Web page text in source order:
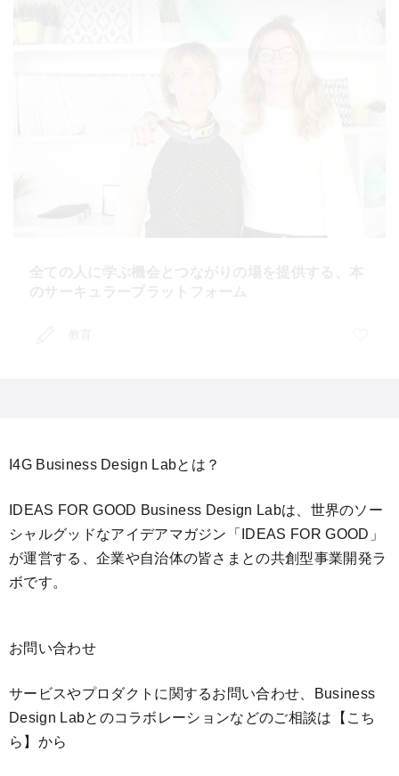
I4G Business Design Labとは？
IDEAS FOR GOOD Business Design Labは、世界のソー
シャルグッドなアイデアマガジン「IDEAS FOR GOOD」
が運営する、企業や自治体の皆さまとの共創型事業開発ラ
ボです。
お問い合わせ
サービスやプロダクトに関するお問い合わせ、Business
Design Labとのコラボレーションなどのご相談は 【こち
ら】 から